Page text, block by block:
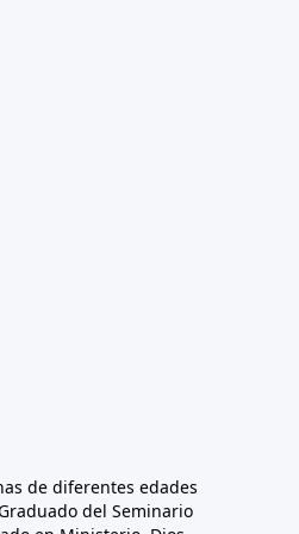
de diferentes edades
del Seminario